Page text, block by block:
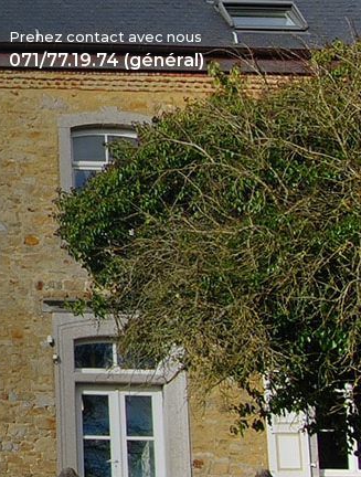
Prenez contact avec nous
071/77.19.74 (général)